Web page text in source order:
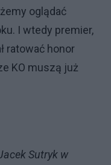
oglądać
I wtedy premier,
ratować honor
KO muszą już
Sutryk w